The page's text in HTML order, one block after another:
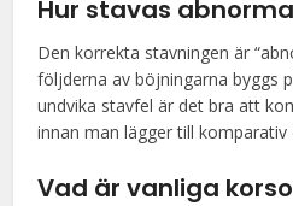
Hur stavas
Den korrekta stavningen är
följderna av böjningarna byggs
undvika stavfel är det bra att
innan man lägger till komparativ
Vad är vanliga